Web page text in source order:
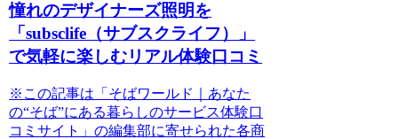
憧れのデザイナーズ照明を
「subsclife（サブスクライフ）」
で気軽に楽しむリアル体験口コミ
※この記事は「そばワールド｜あなた
の“そば”にある暮らしのサービス体験口
コミサイト」の編集部に寄せられた各商